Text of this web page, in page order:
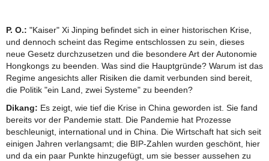
P. O.: "Kaiser" Xi Jinping befindet sich in einer historischen Krise,
und dennoch scheint das Regime entschlossen zu sein, dieses
neue Gesetz durchzusetzen und die besondere Art der Autonomie
Hongkongs zu beenden. Was sind die Hauptgründe? Warum ist das
Regime angesichts aller Risiken die damit verbunden sind bereit,
die Politik "ein Land, zwei Systeme" zu beenden?
Dikang: Es zeigt, wie tief die Krise in China geworden ist. Sie fand
bereits vor der Pandemie statt. Die Pandemie hat Prozesse
beschleunigt, international und in China. Die Wirtschaft hat sich seit
einigen Jahren verlangsamt; die BIP-Zahlen wurden geschönt, hier
und da ein paar Punkte hinzugefügt, um sie besser aussehen zu